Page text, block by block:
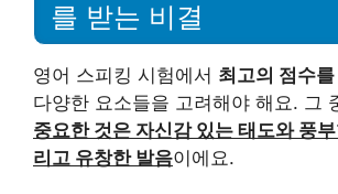
를 받는 비결
영어 스피킹 시험에서 최고의 점수를
다양한 요소들을 고려해야 해요. 그
중요한 것은 자신감 있는 태도와 풍
리고 유창한 발음이에요.